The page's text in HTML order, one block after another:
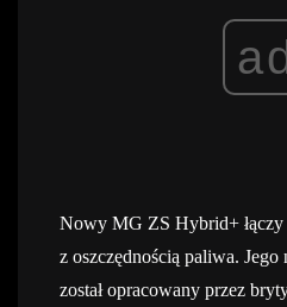
Nowy MG ZS Hybrid+
z oszczędnością paliwa. Jego
został opracowany przez